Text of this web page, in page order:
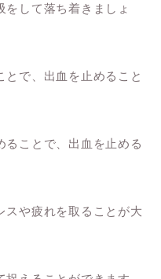
して落ち着きましょ
で、出血を止めること
ることで、出血を止める
スや疲れを取ることが大